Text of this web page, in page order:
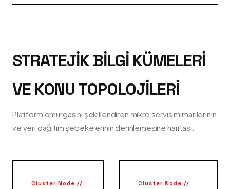
STRATEJIK BILGI KÜMELERI
VE KONU TOPOLOJILERI
Platform omurgasını şekillendiren mikro servis mimarilerinin
ve veri dağıtım şebekelerinin derinlemesine haritası.
Cluster Node //
Cluster Node //